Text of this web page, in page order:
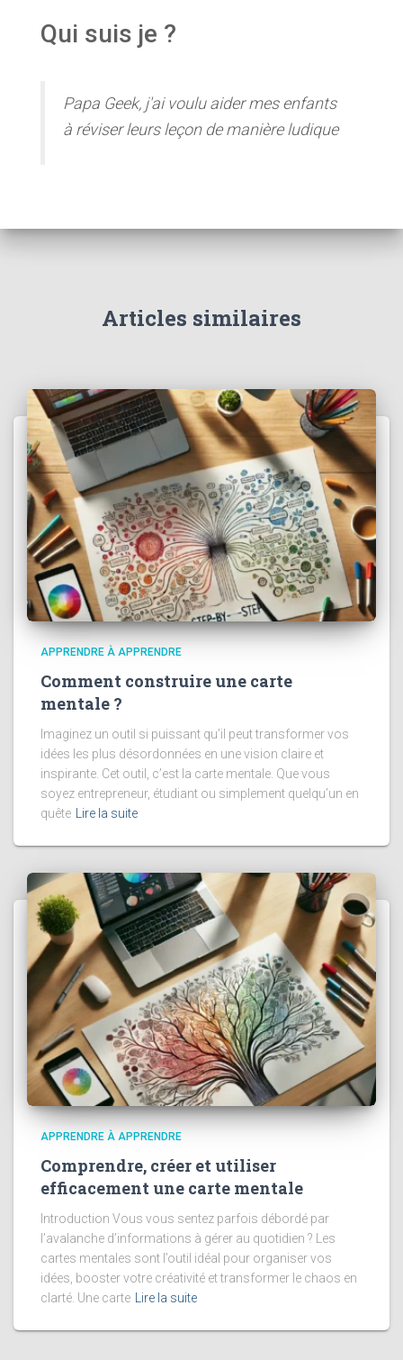
Qui suis je ?
Papa Geek, j'ai voulu aider mes enfants
à réviser leurs leçon de manière ludique
Articles similaires
APPRENDRE À APPRENDRE
Comment construire une carte
mentale ?
Imaginez un outil si puissant qu’il peut transformer vos
idées les plus désordonnées en une vision claire et
inspirante. Cet outil, c’est la carte mentale. Que vous
soyez entrepreneur, étudiant ou simplement quelqu’un en
quête Lire la suite
APPRENDRE À APPRENDRE
Comprendre, créer et utiliser
efficacement une carte mentale
Introduction Vous vous sentez parfois débordé par
l’avalanche d’informations à gérer au quotidien ? Les
cartes mentales sont l’outil idéal pour organiser vos
idées, booster votre créativité et transformer le chaos en
clarté. Une carte
Lire la suite